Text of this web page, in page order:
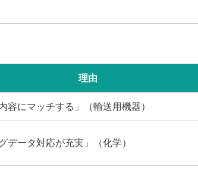
理由
容にマッチする」（輸送用機器）
データ対応が充実」（化学）